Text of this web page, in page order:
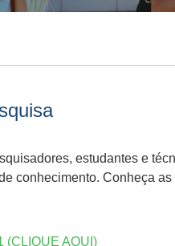
estudantes e
conhecimento. Conheça
(CLIQUE AQUI)